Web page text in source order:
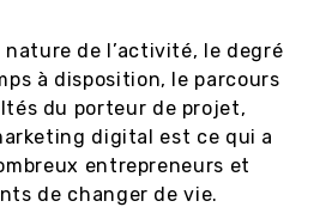
nature de l’activité, le degré
à disposition, le parcours
du porteur de projet,
digital est ce qui a
entrepreneurs et
de changer de vie.